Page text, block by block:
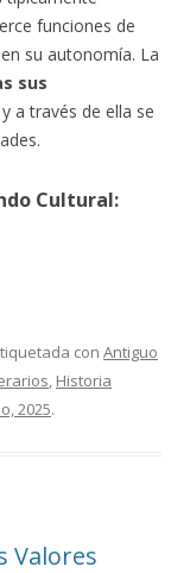
funciones de
su autonomía. La
sus
a través de ella se
Cultural:
con Antiguo
, Historia
2025.
Valores